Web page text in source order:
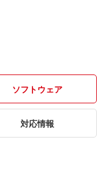
ソフトウェア
対応情報